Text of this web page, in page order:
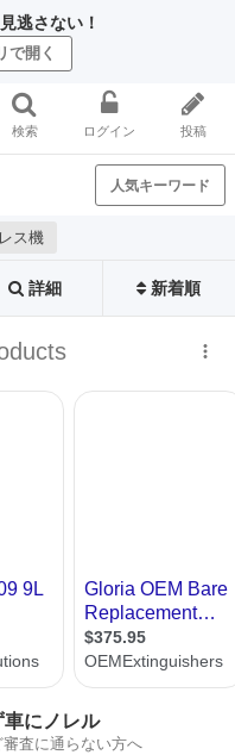
逃さない！
で開く
検索 ログイン 投稿
人気キーワード
ス機
詳細 新着順
車にノレル
査に通らない方へ